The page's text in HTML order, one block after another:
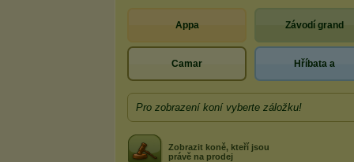
Appa Závodí grand
Camar Hříbata a
Pro zobrazení koní vyberte záložku!
Zobrazit koně, kteří jsou
právě na prodej